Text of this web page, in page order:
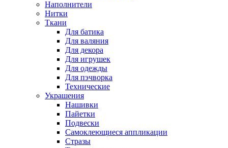
Наполнители
Нитки
Ткани
Для батика
Для валяния
Для декора
Для игрушек
Для одежды
Для пэчворка
Технические
Украшения
Нашивки
Пайетки
Подвески
Самоклеющиеся аппликации
Стразы